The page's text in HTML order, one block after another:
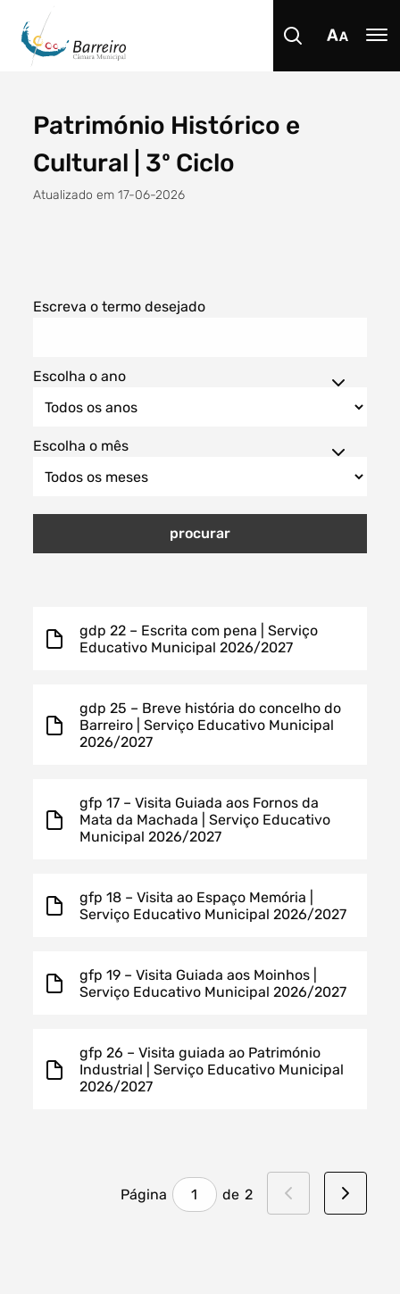
Procurar
Filtro dos anos
Património Histórico e
Cultural | 3º Ciclo
Atualizado em 17-06-2026
Escreva o termo desejado
Escolha o ano
Escolha o mês
procurar
gdp 22 – Escrita com pena | Serviço
Educativo Municipal 2026/2027
gdp 25 – Breve história do concelho do
Barreiro | Serviço Educativo Municipal
2026/2027
gfp 17 – Visita Guiada aos Fornos da
Mata da Machada | Serviço Educativo
Municipal 2026/2027
gfp 18 – Visita ao Espaço Memória |
Serviço Educativo Municipal 2026/2027
gfp 19 – Visita Guiada aos Moinhos |
Serviço Educativo Municipal 2026/2027
gfp 26 – Visita guiada ao Património
Industrial | Serviço Educativo Municipal
2026/2027
Página de 2